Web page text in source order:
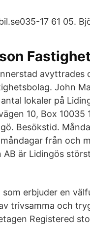
17 61 05.
John
lokaler på
10, Box 10035
Besökstid.
från och
är Lidingös
erbjuder en
trivsamma och
Registered